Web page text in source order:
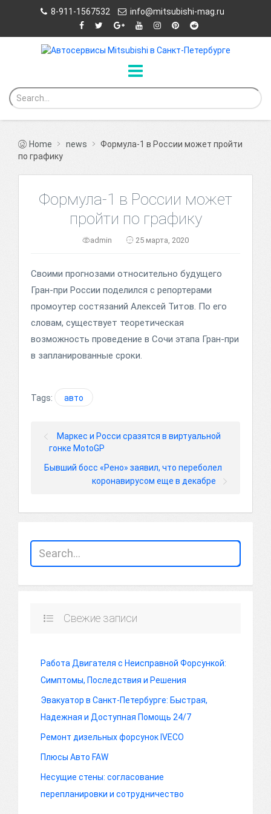
8-911-1567532 info@mitsubishi-mag.ru
Home news
Формула-1 в России может пройти
по графику
Формула-1 в России может
пройти по графику
admin 25 марта, 2020
Своими прогнозами относительно будущего
Гран-при России поделился с репортерами
промоутер состязаний Алексей Титов. По его
словам, существует теоретическая
возможность проведение в Сочи этапа Гран-при
в запланированные сроки.
Tags: авто
Маркес и Росси сразятся в виртуальной
гонке MotoGP
Бывший босс «Рено» заявил, что переболел
коронавирусом еще в декабре
Свежие записи
Работа Двигателя с Неисправной Форсункой:
Симптомы, Последствия и Решения
Эвакуатор в Санкт-Петербурге: Быстрая,
Надежная и Доступная Помощь 24/7
Ремонт дизельных форсунок IVECO
Плюсы Авто FAW
Несущие стены: согласование
перепланировки и сотрудничество